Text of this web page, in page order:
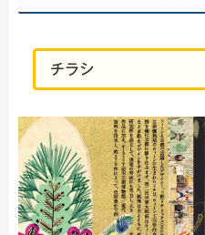
チラシ